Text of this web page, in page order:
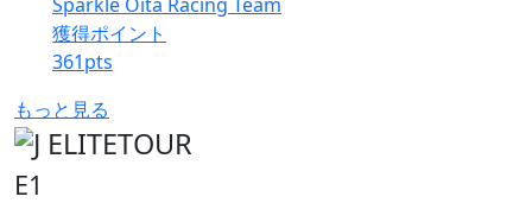
獲得ポイント
361pts
もっと見る
E1